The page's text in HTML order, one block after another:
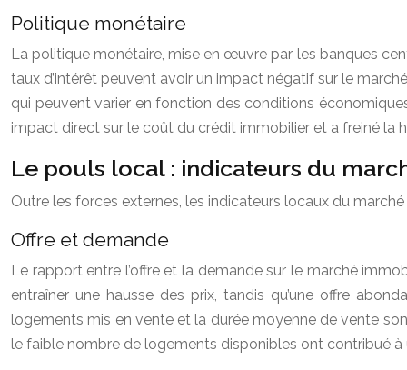
Politique monétaire
La politique monétaire, mise en œuvre par les banques
taux d’intérêt peuvent avoir un impact négatif sur le
qui peuvent varier en fonction des conditions
impact direct sur le coût du crédit immobilier et a freiné la
Le pouls local : indicateurs du
Outre les forces externes, les indicateurs locaux du
Offre et demande
Le rapport entre l’offre et la demande sur le marché
entraîner une hausse des prix, tandis qu’une offre
logements mis en vente et la durée moyenne de vente
le faible nombre de logements disponibles ont contribué à